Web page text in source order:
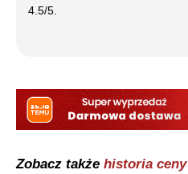
4.5/5.
Zobacz także historia ceny